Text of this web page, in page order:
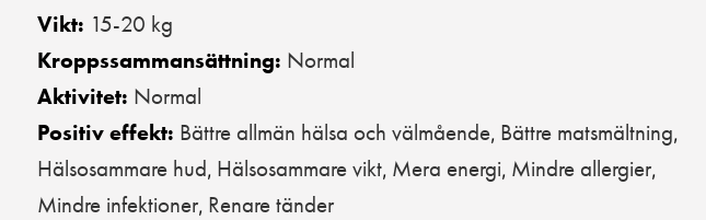
Vikt: 15-20 kg
Kroppssammansättning: Normal
Aktivitet: Normal
Positiv effekt: Bättre allmän hälsa och välmående, Bättre matsmältning,
Hälsosammare hud, Hälsosammare vikt, Mera energi, Mindre allergier,
Mindre infektioner, Renare tänder